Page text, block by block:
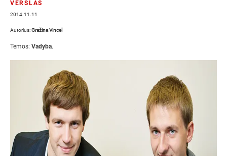
VERSLAS
2014.11.11
Autorius:Gražina Vincel
Temos: Vadyba.